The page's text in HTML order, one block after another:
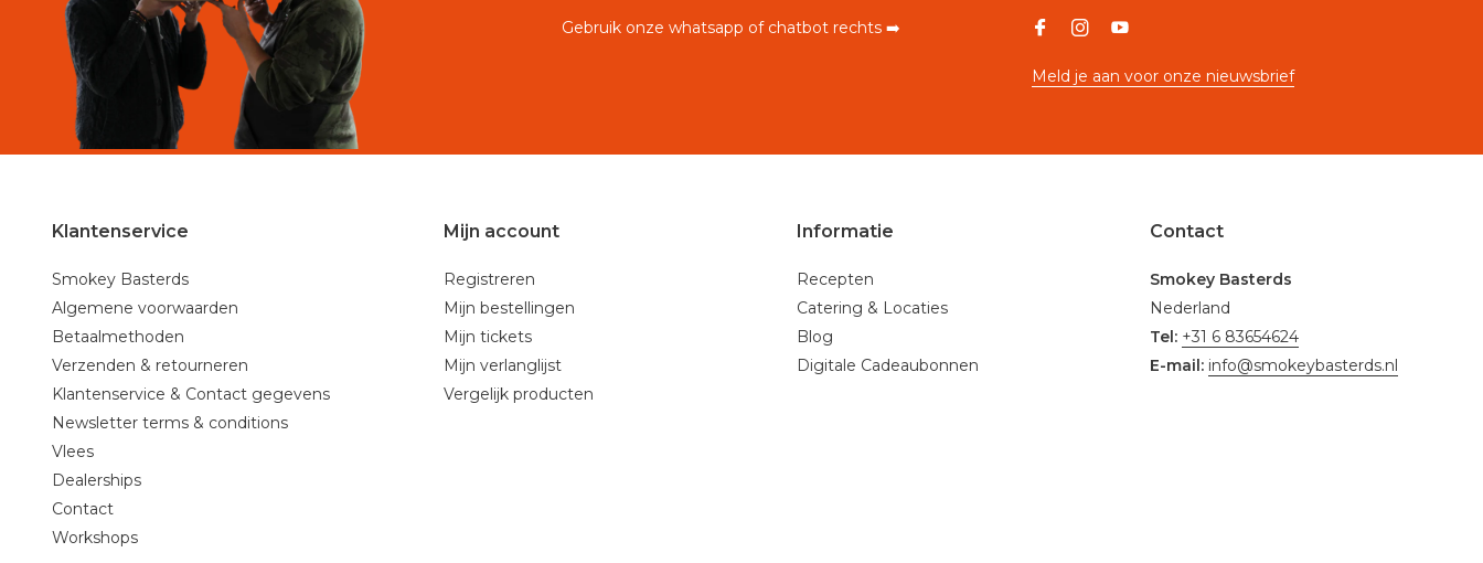
Gebruik onze whatsapp of chatbot rechts ➡️
Meld je aan voor onze nieuwsbrief
Klantenservice
Smokey Basterds
Algemene voorwaarden
Betaalmethoden
Verzenden & retourneren
Klantenservice & Contact gegevens
Newsletter terms & conditions
Vlees
Dealerships
Contact
Workshops
Mijn account
Registreren
Mijn bestellingen
Mijn tickets
Mijn verlanglijst
Vergelijk producten
Informatie
Recepten
Catering & Locaties
Blog
Digitale Cadeaubonnen
Contact
Smokey Basterds
Nederland
Tel: +31 6 83654624
E-mail: info@smokeybasterds.nl